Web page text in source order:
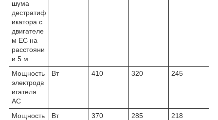
шума
дестратиф
икатора с
двигателе
м EC на
расстояни
и 5 м
Мощность
электродв
игателя
AC
Вт 410 320 245
Мощность
Вт 370 285 218